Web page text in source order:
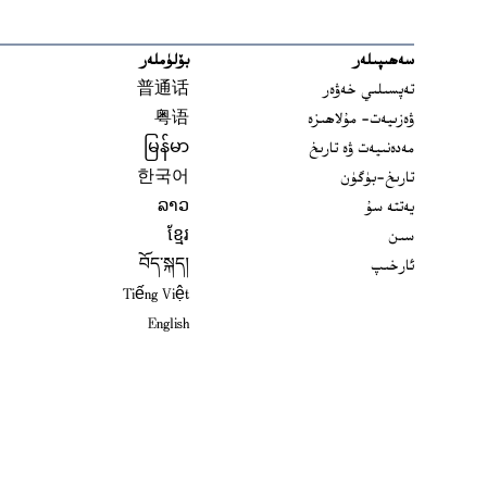
سەھىپىلەر
تەپسىلىي خەۋەر
ۋەزىيەت- مۇلاھىزە
مەدەنىيەت ۋە تارىخ
تارىخ-بۈگۈن
يەتتە سۇ
سىن
ئارخىپ
بۆلۈملەر
普通话
粤语
မြန်မာ
한국어
ລາວ
ខ្មែរ
བོད་སྐད།
Tiếng Việt
English